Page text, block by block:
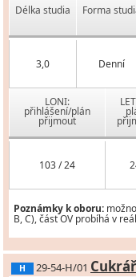
Délka studia Forma
3,0 Denní
LONI:
přihlášení/plán
přijmout
103 / 24
Poznámky k oboru:
B, C), část OV probíhá v
H 29-54-H/01 Cukrář